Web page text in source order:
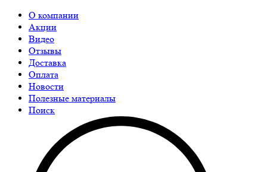
О компании
Акции
Видео
Отзывы
Доставка
Оплата
Новости
Полезные материалы
Поиск